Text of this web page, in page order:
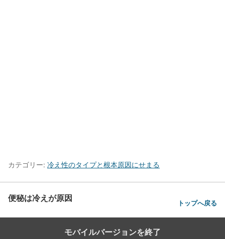
カテゴリー: 冷え性のタイプと根本原因にせまる
便秘は冷えが原因 トップへ戻る
モバイルバージョンを終了